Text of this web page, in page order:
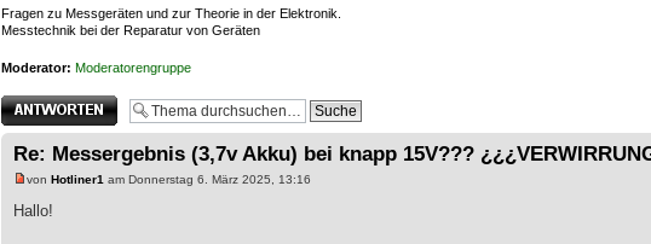
Fragen zu Messgeräten und zur Theorie in der Elektronik.
Messtechnik bei der Reparatur von Geräten
Moderator: Moderatorengruppe
Antwort erstellen
Re: Messergebnis (3,7v Akku) bei knapp 15V???
von Hotliner1 am Donnerstag 6. März 2025, 13:16
Hallo!